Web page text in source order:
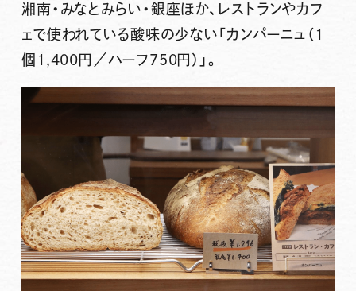
湘南・みなとみらい・銀座ほか、レストランやカフ
ェで使われている酸味の少ない 「カンパーニュ（1
個1,400円／ハーフ750円）」。